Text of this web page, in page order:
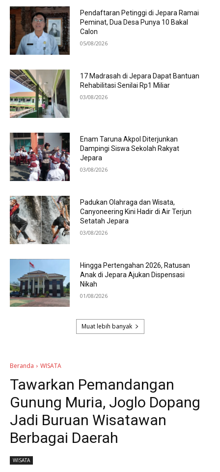
Pendaftaran Petinggi di Jepara Ramai
Peminat, Dua Desa Punya 10 Bakal
Calon
05/08/2026
17 Madrasah di Jepara Dapat Bantuan
Rehabilitasi Senilai Rp1 Miliar
03/08/2026
Enam Taruna Akpol Diterjunkan
Dampingi Siswa Sekolah Rakyat
Jepara
03/08/2026
Padukan Olahraga dan Wisata,
Canyoneering Kini Hadir di Air Terjun
Setatah Jepara
03/08/2026
Hingga Pertengahan 2026, Ratusan
Anak di Jepara Ajukan Dispensasi
Nikah
01/08/2026
Muat lebih banyak